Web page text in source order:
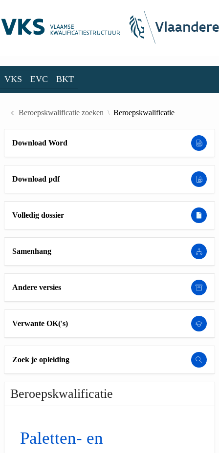
VKS EVC BKT
Beroepskwalificatie zoeken Beroepskwalificatie
Download Word
Download pdf
Volledig dossier
Samenhang
Andere versies
Verwante OK('s)
Zoek je opleiding
Beroepskwalificatie
Paletten- en